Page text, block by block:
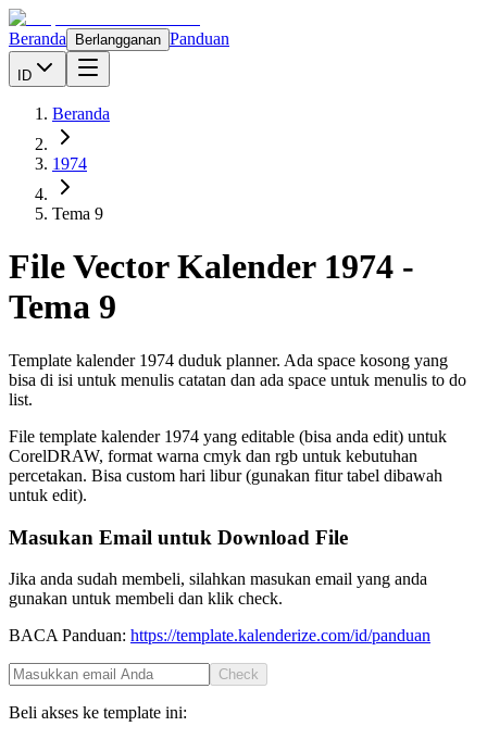
Beranda Berlangganan Panduan
ID
Beranda
1974
Tema 9
File Vector Kalender 1974 -
Tema 9
Template kalender 1974 duduk planner. Ada space kosong yang
bisa di isi untuk menulis catatan dan ada space untuk menulis to do
list.
File template kalender 1974 yang editable (bisa anda edit) untuk
CorelDRAW, format warna cmyk dan rgb untuk kebutuhan
percetakan. Bisa custom hari libur (gunakan fitur tabel dibawah
untuk edit).
Masukan Email untuk Download File
Jika anda sudah membeli, silahkan masukan email yang anda
gunakan untuk membeli dan klik check.
BACA Panduan: https://template.kalenderize.com/id/panduan
Check
Beli akses ke template ini: